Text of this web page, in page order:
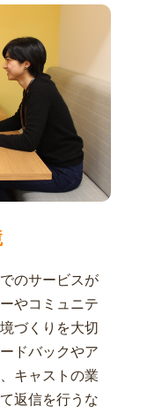
のサービスが
やコミュニテ
づくりを大切
ドバックやア
キャストの業
返信を行うな